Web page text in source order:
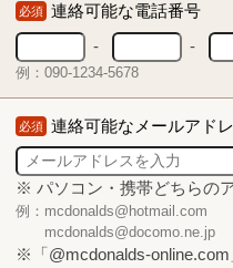
必須 連絡可能な電話番号
-
-
例：090-1234-5678
必須 連絡可能なメールアド
※ パソコン・携帯どちらの
例：mcdonalds@hotmail.com
mcdonalds@docomo.ne.jp
※「@mcdonalds-